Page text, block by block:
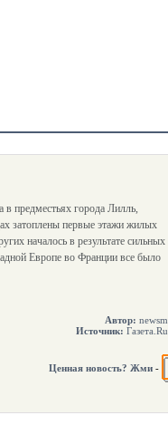
предместьях города Лилль,
затоплены первые этажи жилых
началось в результате сильных
Европе во Франции все было
Автор: newsm
Источник: Газета.Ru
Ценная новость? Жми -